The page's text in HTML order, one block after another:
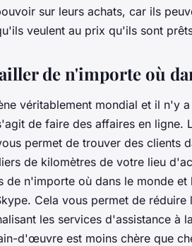
sur leurs achats, car ils
veulent au prix qu'ils sont
de n'importe où
véritablement mondial et il n'y
de faire des affaires en ligne.
permet de trouver des clients
de kilomètres de votre lieu
de n'importe où dans le monde
Cela vous permet de
les services d'assistance à
d'œuvre est moins chère que